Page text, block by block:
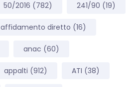
50/2016 (782) 241/90 (19)
affidamento diretto (16)
anac (60)
appalti (912) ATI (38)